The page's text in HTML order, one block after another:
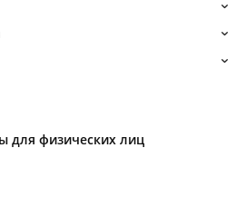
для физических лиц